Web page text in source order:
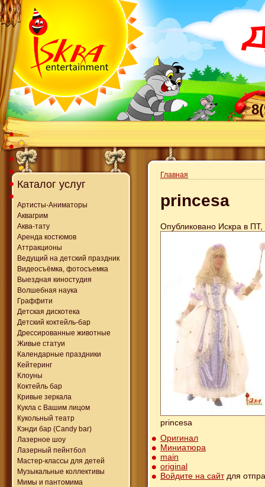
Каталог услуг
Артисты-Аниматоры
Аквагрим
Аква-тату
Аренда костюмов
Аттракционы
Ведущий на детский праздник
Видеосъёмка, фотосъемка
Выездная киностудия
Волшебная наука
Граффити
Детская дискотека
Детский коктейль-бар
Дрессированные животные
Живые статуи
Календарные праздники
Кейтеринг
Клоуны
Коктейль бар
Кривые зеркала
Кукла с Вашим лицом
Кукольный театр
Кэнди бар (Candy bar)
Лазерное шоу
Лазерный пейнтбол
Мастер-классы для детей
Музыкальные коллективы
Мимы и пантомима
Главная
princesa
Опубликовано Искра в
princesa
Оригинал
Миниатюра
main
original
Войдите на сайтдля